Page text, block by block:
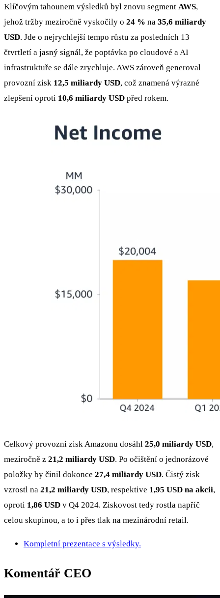
Klíčovým tahounem výsledků byl znovu segment AWS,
jehož tržby meziročně vyskočily o 24 % na 35,6 miliardy
USD. Jde o nejrychlejší tempo růstu za posledních 13
čtvrtletí a jasný signál, že poptávka po cloudové a AI
infrastruktuře se dále zrychluje. AWS zároveň generoval
provozní zisk 12,5 miliardy USD, což znamená výrazné
zlepšení oproti 10,6 miliardy USD před rokem.
Celkový provozní zisk Amazonu dosáhl 25,0 miliardy USD,
meziročně z 21,2 miliardy USD. Po očištění o jednorázové
položky by činil dokonce 27,4 miliardy USD. Čistý zisk
vzrostl na 21,2 miliardy USD, respektive 1,95 USD na akcii,
oproti 1,86 USD v Q4 2024. Ziskovost tedy rostla napříč
celou skupinou, a to i přes tlak na mezinárodní retail.
Kompletní prezentace s výsledky.
Komentář CEO